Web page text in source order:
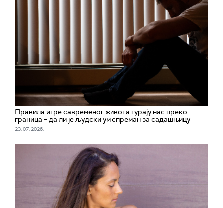
Правила игре савременог живота гурају нас преко
граница – да ли је људски ум спреман за садашњицу
23. 07. 2026.